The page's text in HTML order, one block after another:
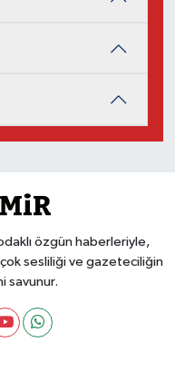
özgün haberleriyle,
çok sesliliği ve gazeteciliğin
savunur.